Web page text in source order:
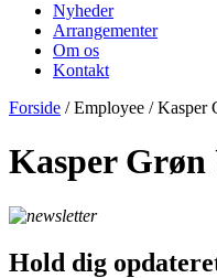
Nyheder
Arrangementer
Om os
Kontakt
Forside / Employee / Kasper
Kasper
Hold dig